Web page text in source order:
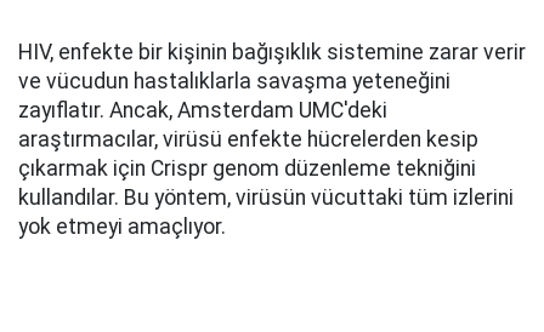
HIV, enfekte bir kişinin bağışıklık sistemine zarar verir
ve vücudun hastalıklarla savaşma yeteneğini
zayıflatır. Ancak, Amsterdam UMC'deki
araştırmacılar, virüsü enfekte hücrelerden kesip
çıkarmak için Crispr genom düzenleme tekniğini
kullandılar. Bu yöntem, virüsün vücuttaki tüm izlerini
yok etmeyi amaçlıyor.